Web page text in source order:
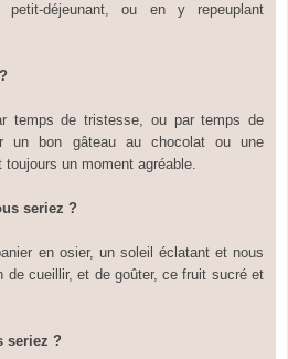
déjeunant, ou en y repeuplant
temps de tristesse, ou par temps de
un bon gâteau au chocolat ou une
un moment agréable.
seriez ?
en osier, un soleil éclatant et nous
de cueillir, et de goûter, ce fruit sucré et
seriez ?